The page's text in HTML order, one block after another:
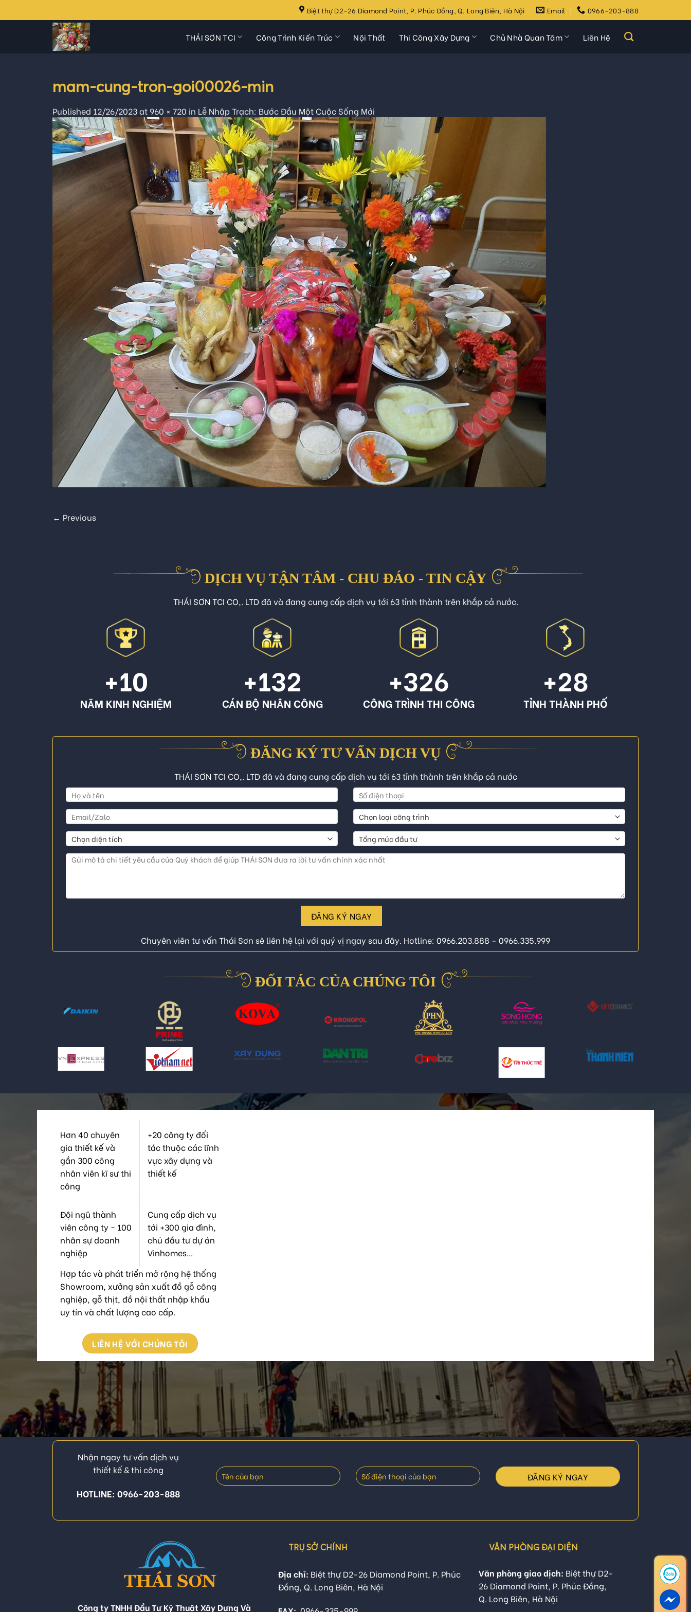
to
Biệt thự D2-26 Diamond Point, P. Phúc Đồng, Q. Long Biên, Hà Nội Email 0966-203-888
THÁI SƠN TCI Công Trình Kiến Trúc Nội Thất Thi Công Xây Dựng Chủ Nhà Quan Tâm Liên Hệ
mam-cung-tron-goi00026-min
Published 12/26/2023at 960 × 720 in Lễ Nhập Trạch: Bước Đầu Một Cuộc Sống Mới
← Previous
DỊCH VỤ TẬN TÂM - CHU ĐÁO - TIN CẬY
THÁI SƠN TCI CO,. LTD đã và đang cung cấp dịch vụ tới 63 tỉnh thành trên khắp cả nước.
+10
NĂM KINH NGHIỆM
+132
CÁN BỘ NHÂN CÔNG
+326
CÔNG TRÌNH THI CÔNG
+28
TỈNH THÀNH PHỐ
ĐĂNG KÝ TƯ VẤN DỊCH VỤ
THÁI SƠN TCI CO,. LTD đã và đang cung cấp dịch vụ tới 63 tỉnh thành trên khắp cả nước
ĐĂNG KÝ NGAY
Chuyên viên tư vấn Thái Sơn sẽ liên hệ lại với quý vị ngay sau đây. Hotline: 0966.203.888 - 0966.335.999
ĐỐI TÁC CỦA CHÚNG TÔI
Hơn 40 chuyên
gia thiết kế và
gần 300 công
nhân viên kĩ sư thi
công
+20 công ty đối
tác thuộc các lĩnh
vực xây dựng và
thiết kế
Đội ngũ thành
viên công ty ~ 100
nhân sự doanh
nghiệp
Cung cấp dịch vụ
tới +300 gia đình,
chủ đầu tư dự án
Vinhomes...
Hợp tác và phát triển mở rộng hệ thống
Showroom, xưởng sản xuất đồ gỗ công
nghiệp, gỗ thịt, đồ nội thất nhập khẩu
uy tín và chất lượng cao cấp.
LIÊN HỆ VỚI CHÚNG TÔI
Nhận ngay tư vấn dịch vụ
thiết kế & thi công
HOTLINE: 0966-203-888
Công ty TNHH Đầu Tư Kỹ Thuật Xây Dựng Và
TRỤ SỞ CHÍNH
Địa chỉ: Biệt thự D2-26 Diamond Point, P. Phúc
Đồng, Q. Long Biên, Hà Nội
VĂN PHÒNG ĐẠI DIỆN
Văn phòng giao dịch: Biệt thự D2-
26 Diamond Point, P. Phúc Đồng,
Q. Long Biên, Hà Nội